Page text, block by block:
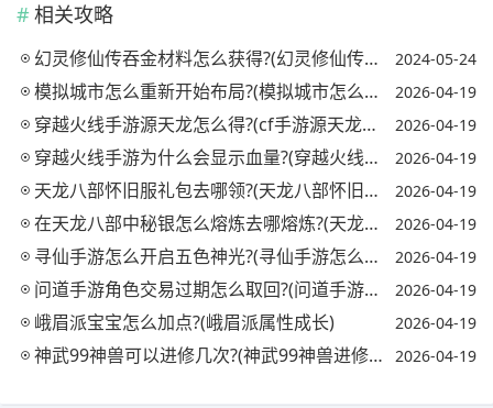
相关攻略
幻灵修仙传吞金材料怎么获得?(幻灵修仙传吞金材料怎么获得最快) 2024-05-24
模拟城市怎么重新开始布局?(模拟城市怎么样重新布局) 2026-04-19
穿越火线手游源天龙怎么得?(cf手游源天龙怎么获得) 2026-04-19
穿越火线手游为什么会显示血量?(穿越火线手机版显示的血量怎么开) 2026-04-19
天龙八部怀旧服礼包去哪领?(天龙八部怀旧服哪里有礼包) 2026-04-19
在天龙八部中秘银怎么熔炼去哪熔炼?(天龙八部秘银溶剂怎么获得) 2026-04-19
寻仙手游怎么开启五色神光?(寻仙手游怎么开启五色神光任务) 2026-04-19
问道手游角色交易过期怎么取回?(问道手游角色过期哪里取回) 2026-04-19
峨眉派宝宝怎么加点?(峨眉派属性成长) 2026-04-19
神武99神兽可以进修几次?(神武99神兽进修后属性) 2026-04-19